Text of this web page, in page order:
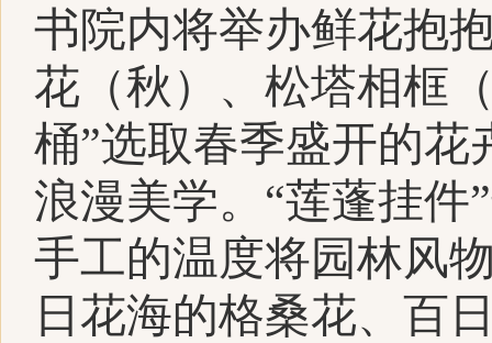
书院内将举办鲜花抱
花（秋）、松塔相框
桶”选取春季盛开的
浪漫美学。“莲蓬挂件
手工的温度将园林风
日花海的格桑花、百